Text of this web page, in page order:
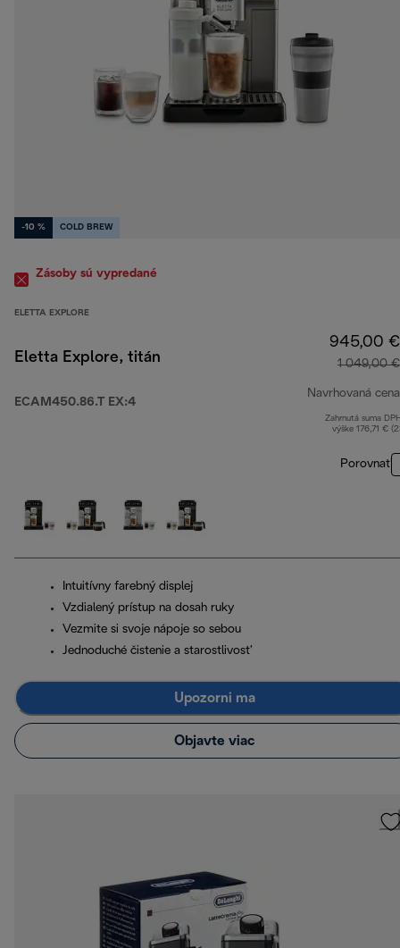
-10 % COLD BREW
Zásoby sú vypredané
ELETTA EXPLORE
Eletta Explore, titán
ECAM450.86.T EX:4
945,00 €
1 049,00 €
Navrhovaná cena
Zahrnutá suma
výške 176,71 €
Porovnať
Intuitívny farebný displej
Vzdialený prístup na dosah ruky
Vezmite si svoje nápoje so sebou
Jednoduché čistenie a starostlivosť
Upozorni ma
Objavte viac